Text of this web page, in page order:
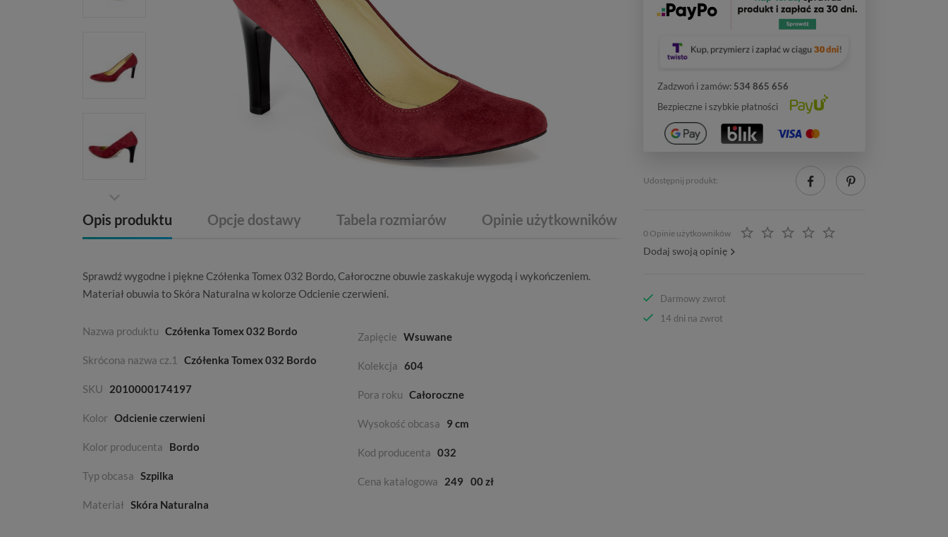
Opis produktu Opcje dostawy Tabela rozmiarów Opinie użytkowników
Sprawdź wygodne i piękne Czółenka Tomex 032 Bordo, Całoroczne obuwie zaskakuje wygodą i wykończeniem.
Materiał obuwia toSkóra Naturalna w kolorze Odcienie czerwieni.
Nazwa produktu Czółenka Tomex 032 Bordo
Skrócona nazwa cz.1 Czółenka Tomex 032 Bordo
SKU 2010000174197
Kolor Odcienie czerwieni
Kolor producenta Bordo
Typ obcasa Szpilka
Materiał Skóra Naturalna
Zapięcie Wsuwane
Kolekcja 604
Pora roku Całoroczne
Wysokość obcasa 9 cm
Kod producenta 032
Cena katalogowa 249 00 zł
Zadzwoń i zamów: 534 865 656
Bezpieczne i szybkie płatności
Udostępnij produkt:
0 Opinie użytkowników
Dodaj swoją opinię
Darmowy zwrot
14 dni na zwrot